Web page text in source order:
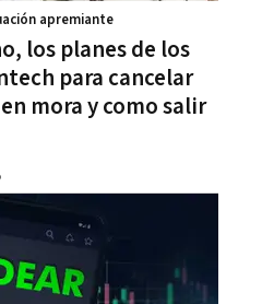
los planes de los
para cancelar
mora y como salir
apremiante